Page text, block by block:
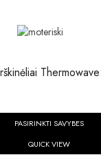
PASIRINKTI SAVYBES
QUICK VIEW